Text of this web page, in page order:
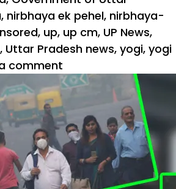
, nirbhaya ek pehel, nirbhaya-
, up, up cm, UP News,
, Uttar Pradesh news, yogi, yogi
comment
‘निर्भया-
पहल’
75,000
महिलाओं
के
लिए